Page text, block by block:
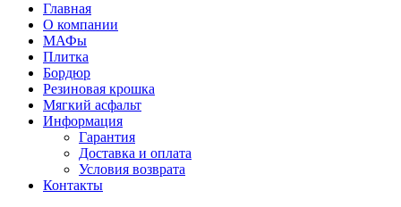
Главная
О компании
МАФы
Плитка
Бордюр
Резиновая крошка
Мягкий асфальт
Информация
Гарантия
Доставка и оплата
Условия возврата
Контакты